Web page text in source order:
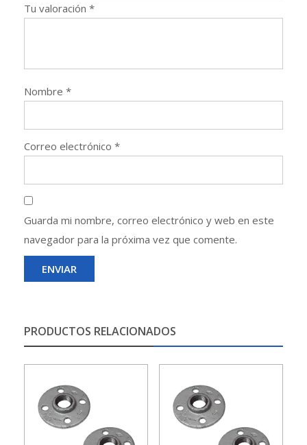
Tu valoración *
Nombre *
Correo electrónico *
Guarda mi nombre, correo electrónico y web en este
navegador para la próxima vez que comente.
PRODUCTOS RELACIONADOS